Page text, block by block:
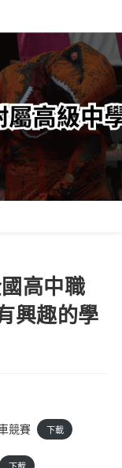
高中職
興趣的學
競賽 下載